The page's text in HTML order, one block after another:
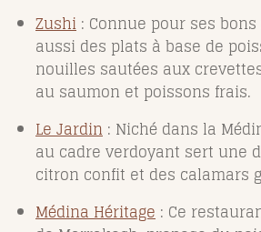
Zushi : Connue pour ses bons
aussi des plats à base de
nouilles sautées aux
au saumon et poissons frais.
Le Jardin : Niché dans la
au cadre verdoyant sert une
citron confit et des calamars
Médina Héritage : Ce